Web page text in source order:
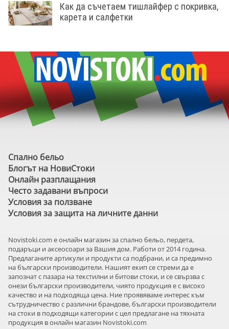
Как да съчетаем тишлайфер с покривка,
карета и салфетки
Спално бельо
Блогът на НовиСтоки
Онлайн разплащания
Често задавани въпроси
Условия за ползване
Условия за защита на личните данни
Novistoki.com e онлайн магазин за спално бельо, пердета,
подаръци и аксеосоари за Вашия дом. Работи от 2014 година.
Предлаганите артикули и продукти са подбрани, и са предимно
на български производители. Нашият екип се стреми да е
запознат с пазара на текстилни и битови стоки, и се свързва с
онези български производители, чиято продукция е с високо
качество и на подходяща цена. Ние проявяваме интерес към
сътрудничество с различни брандове, български производители
на стоки в подходящи категории с цел предлагане на тяхната
продукция в онлайн магазин Novistoki.com